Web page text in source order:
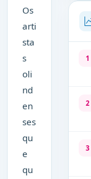
Os
arti
sta
s
oli
nd
en
ses
qu
e
qu
1
2
3